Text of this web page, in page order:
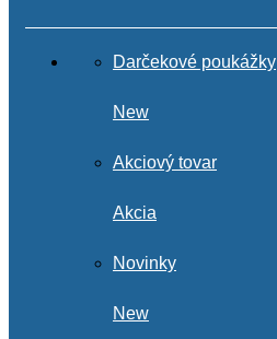
Darčekové poukážky
New
Akciový tovar
Akcia
Novinky
New